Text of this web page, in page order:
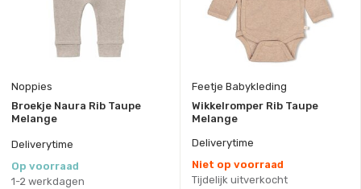
Noppies
Broekje Naura Rib Taupe
Melange
Deliverytime
Op voorraad
1-2 werkdagen
Feetje Babykleding
Wikkelromper Rib Taupe
Melange
Deliverytime
Niet op voorraad
Tijdelijk uitverkocht